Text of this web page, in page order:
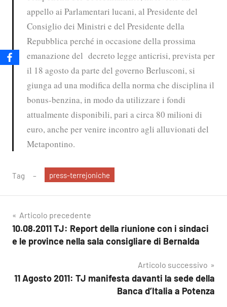
appello ai Parlamentari lucani, al Presidente del
Consiglio dei Ministri e del Presidente della
Repubblica perché in occasione della prossima
emanazione del decreto legge anticrisi, prevista per
il 18 agosto da parte del governo Berlusconi, si
giunga ad una modifica della norma che disciplina il
bonus-benzina, in modo da utilizzare i fondi
attualmente disponibili, pari a circa 80 milioni di
euro, anche per venire incontro agli alluvionati del
Metapontino.
Tag press-terrejoniche
Navigazione
articoli
Articolo precedente
10.08.2011 TJ: Report della riunione con i sindaci
e le province nella sala consigliare di Bernalda
Articolo successivo
11 Agosto 2011: TJ manifesta davanti la sede della
Banca d’Italia a Potenza